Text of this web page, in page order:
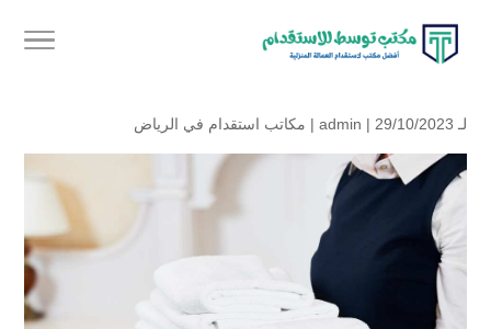
لـ admin | 29/10/2023 | مكاتب استقدام في الرياض